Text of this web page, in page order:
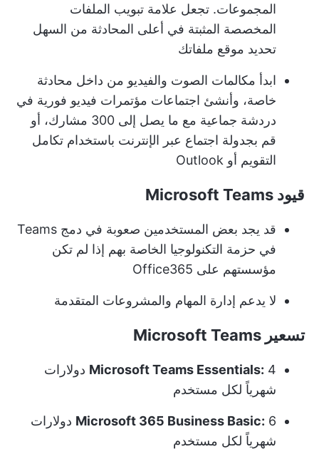
المجموعات. تجعل علامة تبويب الملفات
المخصصة المثبتة في أعلى المحادثة من السهل
تحديد موقع ملفاتك
ابدأ مكالمات الصوت والفيديو من داخل محادثة
خاصة، وأنشئ اجتماعات مؤتمرات فيديو فورية في
دردشة جماعية مع ما يصل إلى 300 مشارك، أو
قم بجدولة اجتماع عبر الإنترنت باستخدام تكامل
التقويم أو Outlook
قيود Microsoft Teams
قد يجد بعض المستخدمين صعوبة في دمج Teams
في حزمة التكنولوجيا الخاصة بهم إذا لم تكن
مؤسستهم على Office365
لا يدعم إدارة المهام والمشروعات المتقدمة
تسعير Microsoft Teams
Microsoft Teams Essentials: 4 دولارات
شهرياً لكل مستخدم
Microsoft 365 Business Basic: 6 دولارات
شهرياً لكل مستخدم